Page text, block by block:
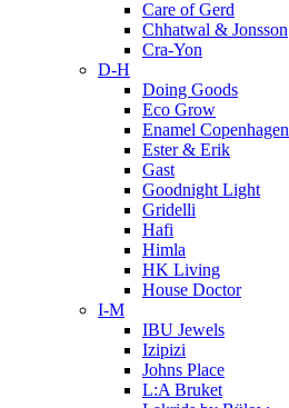
Care of Gerd
Chhatwal & Jonsson
Cra-Yon
D-H
Doing Goods
Eco Grow
Enamel Copenhagen
Ester & Erik
Gast
Goodnight Light
Gridelli
Hafi
Himla
HK Living
House Doctor
I-M
IBU Jewels
Izipizi
Johns Place
L:A Bruket